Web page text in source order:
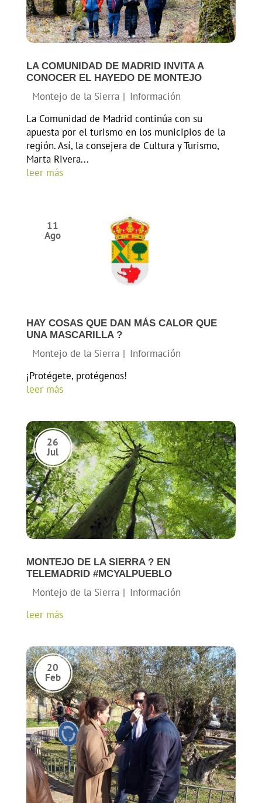
LA COMUNIDAD DE MADRID INVITA A
CONOCER EL HAYEDO DE MONTEJO
La Comunidad de Madrid continúa con su
apuesta por el turismo en los municipios de la
región. Así, la consejera de Cultura y Turismo,
Marta Rivera...
leer más
HAY COSAS QUE DAN MÁS CALOR QUE
UNA MASCARILLA ?
¡Protégete, protégenos!
leer más
MONTEJO DE LA SIERRA ? EN
TELEMADRID #MCYALPUEBLO
leer más